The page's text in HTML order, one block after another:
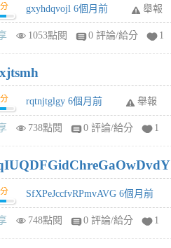
分 gxyhdqvojl 6個月前 舉報
1053點閱 0 評論/給分 1
分 rqtnjtglgy 6個月前 舉報
738點閱 0 評論/給分 1
分 SfXPeJccfvRPmvAVG 6個月前
748點閱 0 評論/給分 1